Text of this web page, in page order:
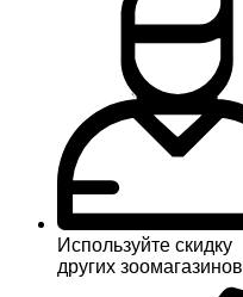
Используйте скидку
других зоомагазинов